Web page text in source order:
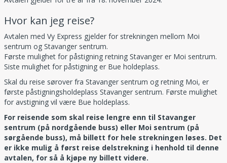
Hvor kan jeg reise?
Avtalen med Vy Express gjelder for strekningen mellom Moi
sentrum og Stavanger sentrum.
Første mulighet for påstigning retning Stavanger er Moi sentrum.
Siste mulighet for påstigning er Bue holdeplass.
Skal du reise sørover fra Stavanger sentrum og retning Moi, er
første påstigningsholdeplass Stavanger sentrum. Første mulighet
for avstigning vil være Bue holdeplass.
For reisende som skal reise lengre enn til Stavanger
sentrum (på nordgående buss) eller Moi sentrum (på
sørgående buss), må billett for hele strekningen løses. Det
er ikke mulig å først reise delstrekning i henhold til denne
avtalen, for så å kjøpe ny billett videre.